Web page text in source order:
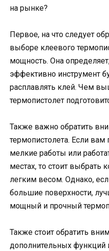
на рынке?
Первое, на что следует
выборе клеевого
мощность. Она
эффективно инструмент
расплавлять клей. Чем
термопистолет
Также важно обратить
термопистолета. Если вам
мелкие работы или
местах, то стоит выбрать
легким весом. Однако,
большие поверхности,
мощный и прочный
Также стоит обратить
дополнительных функций